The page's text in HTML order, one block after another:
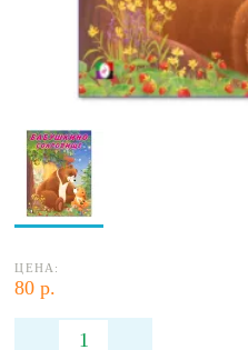
ЦЕНА:
80 р.